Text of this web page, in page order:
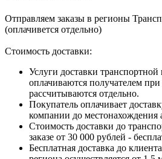
Отправляем заказы в регионы
(оплачивется отдельно)
Стоимость доставки:
Услуги доставки
оплачиваются получателем
рассчитываются отдельно.
Покупатель оплачивает
компании до местонахождения
Стоимость доставки до
заказе от 30 000 рублей -
Бесплатная доставка до